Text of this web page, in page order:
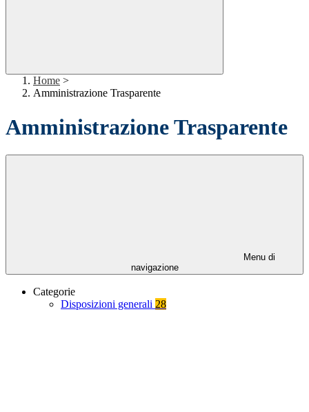
Home >
Amministrazione Trasparente
Amministrazione Trasparente
Menu di
navigazione
Categorie
Disposizioni generali 28